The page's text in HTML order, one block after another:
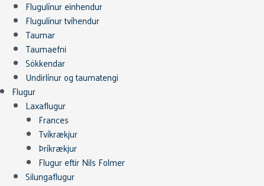
Flugulínur einhendur
Flugulínur tvíhendur
Taumar
Taumaefni
Sökkendar
Undirlínur og taumatengi
Flugur
Laxaflugur
Frances
Tvíkrækjur
Þríkrækjur
Flugur eftir Nils Folmer
Silungaflugur